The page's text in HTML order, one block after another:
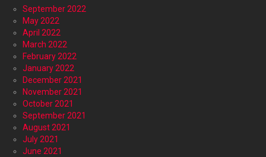
September 2022
May 2022
April 2022
March 2022
February 2022
January 2022
December 2021
November 2021
October 2021
September 2021
August 2021
July 2021
June 2021